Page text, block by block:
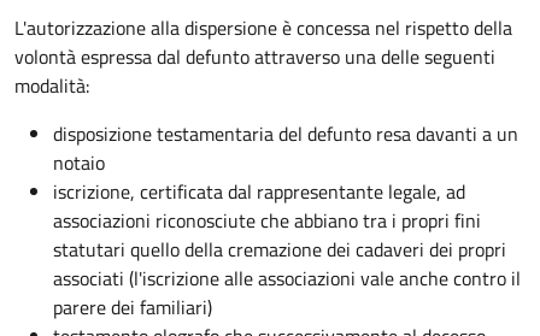
L'autorizzazione alla dispersione è concessa nel rispetto della
volontà espressa dal defunto attraverso una delle seguenti
modalità:
disposizione testamentaria del defunto resa davanti a un
notaio
iscrizione, certificata dal rappresentante legale, ad
associazioni riconosciute che abbiano tra i propri fini
statutari quello della cremazione dei cadaveri dei propri
associati (l'iscrizione alle associazioni vale anche contro il
parere dei familiari)